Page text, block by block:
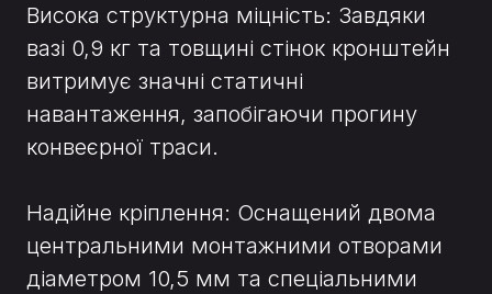
Висока структурна міцність: Завдяки
вазі 0,9 кг та товщині стінок кронштейн
витримує значні статичні
навантаження, запобігаючи прогину
конвеєрної траси.
Надійне кріплення: Оснащений двома
центральними монтажними отворами
діаметром 10,5 мм та спеціальними